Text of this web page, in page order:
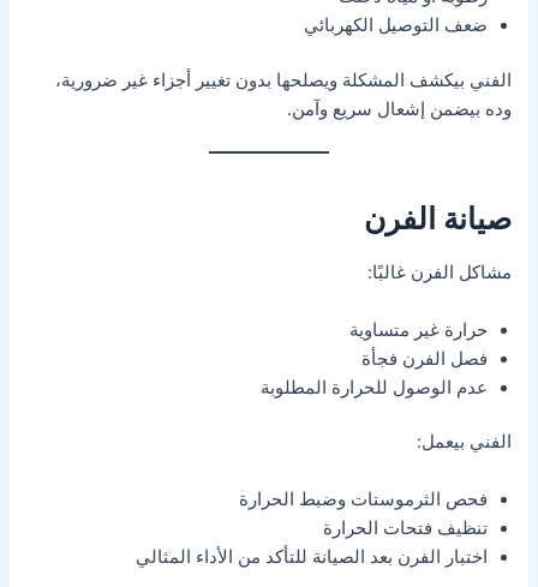
ضعف التوصيل الكهربائي
الفني بيكشف المشكلة ويصلحها بدون تغيير أجزاء غير ضرورية،
وده بيضمن إشعال سريع وآمن.
صيانة الفرن
مشاكل الفرن غالبًا:
حرارة غير متساوية
فصل الفرن فجأة
عدم الوصول للحرارة المطلوبة
الفني بيعمل:
فحص الثرموستات وضبط الحرارة
تنظيف فتحات الحرارة
اختبار الفرن بعد الصيانة للتأكد من الأداء المثالي